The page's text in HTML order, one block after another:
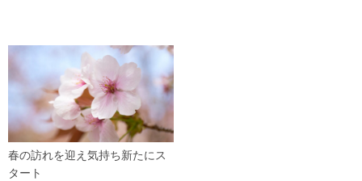
春の訪れを迎え気持ち新たにス
タート